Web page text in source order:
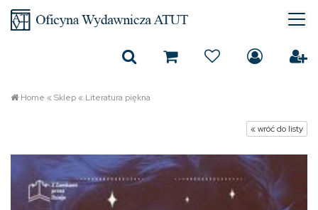
Home «Sklep« Literatura piękna
« wróć do listy